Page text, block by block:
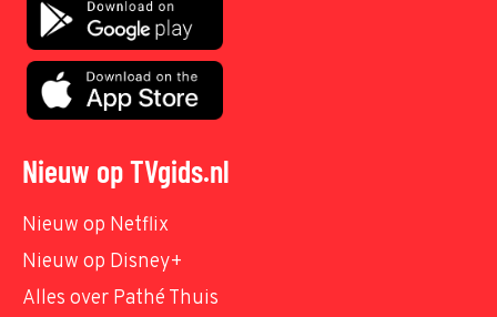
Nieuw op TVgids.nl
Nieuw op Netflix
Nieuw op Disney+
Alles over Pathé Thuis